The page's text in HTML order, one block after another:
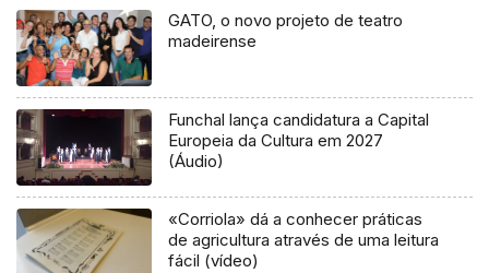
GATO, o novo projeto de teatro
madeirense
Funchal lança candidatura a Capital
Europeia da Cultura em 2027
(Áudio)
«Corriola» dá a conhecer práticas
de agricultura através de uma leitura
fácil (vídeo)